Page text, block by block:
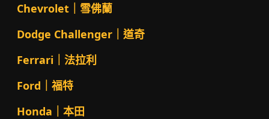
Chevrolet｜雪佛蘭
Dodge Challenger｜道奇
Ferrari｜法拉利
Ford｜福特
Honda｜本田